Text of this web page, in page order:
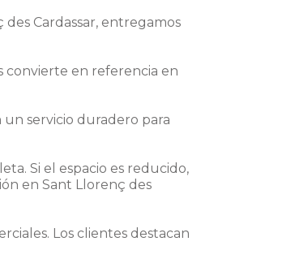
Cardassar, entregamos
convierte en referencia en
un servicio duradero para
Si el espacio es reducido,
en Sant Llorenç des
Los clientes destacan